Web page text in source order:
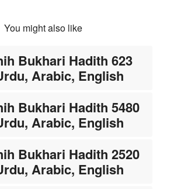
You might also like
Bukhari Hadith 623
Arabic, English
Bukhari Hadith 5480
Arabic, English
Bukhari Hadith 2520
Arabic, English